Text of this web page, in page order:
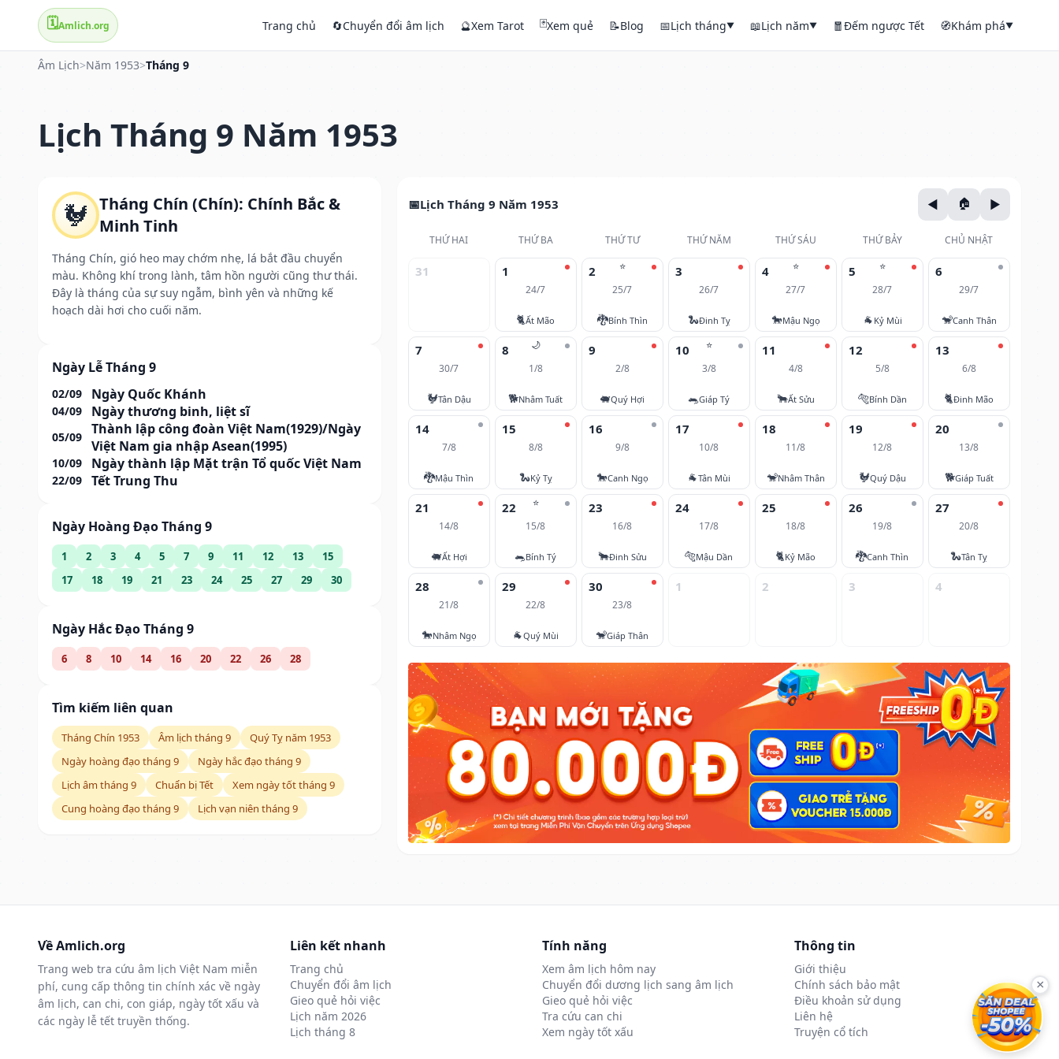
🗓️Amlich.org Trang chủ 🔄Chuyển đổi âm lịch 🔮Xem Tarot 🃏Xem quẻ 📝Blog 📅Lịch tháng▼ 📖Lịch năm▼ 🧧Đếm ngược Tết 🧭Khám phá▼
Âm Lịch>Năm 1953>Tháng 9
Lịch Tháng 9 Năm 1953
🐓 Tháng Chín (Chín): Chính Bắc &
Minh Tinh
Tháng Chín, gió heo may chớm nhẹ, lá bắt đầu chuyển
màu. Không khí trong lành, tâm hồn người cũng thư thái.
Đây là tháng của sự suy ngẫm, bình yên và những kế
hoạch dài hơi cho cuối năm.
Ngày Lễ Tháng 9
02/09 Ngày Quốc Khánh
04/09 Ngày thương binh, liệt sĩ
05/09
Thành lập công đoàn Việt Nam(1929)/Ngày
Việt Nam gia nhập Asean(1995)
10/09 Ngày thành lập Mặt trận Tổ quốc Việt Nam
22/09 Tết Trung Thu
Ngày Hoàng Đạo Tháng 9
1 2 3 4 5 7 9 11 12 13
15
17
18 19 21 23 24 25 27 29 30
Ngày Hắc Đạo Tháng 9
6 8 10 14 16 20 22 26 28
Tìm kiếm liên quan
Tháng Chín 1953 Âm lịch tháng 9
Quý Tỵ năm 1953
Ngày hoàng đạo tháng 9
Ngày hắc đạo tháng 9
Lịch âm tháng 9
Chuẩn bị Tết
Xem ngày tốt tháng 9
Cung hoàng đạo tháng 9
Lịch vạn niên tháng 9
Lịch Tháng 9 Năm 1953
THỨ HAI THỨ BA THỨ TƯ THỨ NĂM THỨ SÁU THỨ BẢY CHỦ NHẬT
31 1
24/7
🐈Ất Mão
⭐
2
25/7
🐉Bính Thìn
3
26/7
🐍Đinh Tỵ
⭐
4
27/7
🐎Mậu Ngọ
⭐
5
28/7
🐐 Kỷ Mùi
6
29/7
🐒Canh Thân
7
30/7
🐓Tân Dậu
🌙
8
1/8
🐕Nhâm Tuất
9
2/8
🐖Quý Hợi
⭐
10
3/8
🐀Giáp Tý
11
4/8
🐂Ất Sửu
12
5/8
🐅Bính Dần
13
6/8
🐈Đinh Mão
14
7/8
🐉Mậu Thìn
15
8/8
🐍Kỷ Tỵ
16
9/8
🐎Canh Ngọ
17
10/8
🐐Tân Mùi
18
11/8
🐒Nhâm Thân
19
12/8
🐓Quý Dậu
20
13/8
🐕Giáp Tuất
21
14/8
🐖Ất Hợi
⭐
22
15/8
🐀Bính Tý
23
16/8
🐂Đinh Sửu
24
17/8
🐅Mậu Dần
25
18/8
🐈Kỷ Mão
26
19/8
🐉Canh Thìn
27
20/8
🐍Tân Tỵ
28
21/8
🐎Nhâm Ngọ
29
22/8
🐐Quý Mùi
30
23/8
🐒Giáp Thân
1 2 3 4
Về Amlich.org
Trang web tra cứu âm lịch Việt Nam miễn
phí, cung cấp thông tin chính xác về ngày
âm lịch, can chi, con giáp, ngày tốt xấu và
các ngày lễ tết truyền thống.
Liên kết nhanh
Trang chủ
Chuyển đổi âm lịch
Gieo quẻ hỏi việc
Lịch năm 2026
Lịch tháng 8
Tính năng
Xem âm lịch hôm nay
Chuyển đổi dương lịch sang âm lịch
Gieo quẻ hỏi việc
Tra cứu can chi
Xem ngày tốt xấu
Thông tin
Giới thiệu
Chính sách bảo mật
Điều khoản sử dụng
Liên hệ
Truyện cổ tích
×